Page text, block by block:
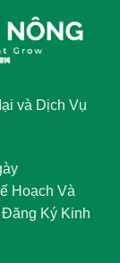
và Dịch Vụ
Hoạch Và
Ký Kinh